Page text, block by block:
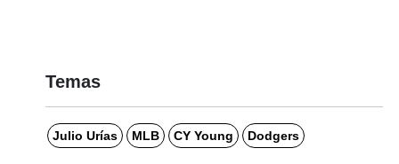
Temas
Julio Urías MLB CY Young Dodgers